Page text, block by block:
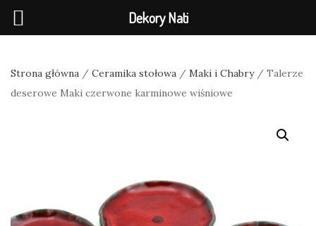
Strona główna / Ceramika stołowa / Maki i Chabry/ Talerze
deserowe Maki czerwone karminowe wiśniowe
Dekory Nati